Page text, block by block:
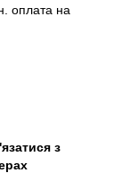
оплата на
з